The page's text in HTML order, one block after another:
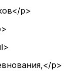
p>
p>